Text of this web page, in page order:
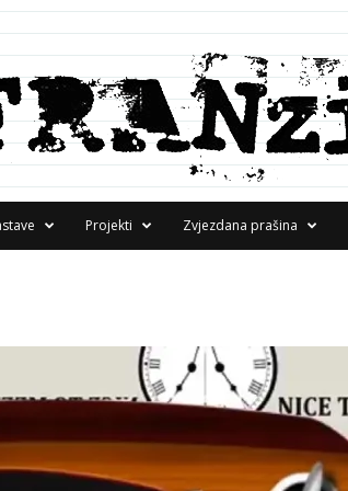
Projekti Zvjezdana prašina